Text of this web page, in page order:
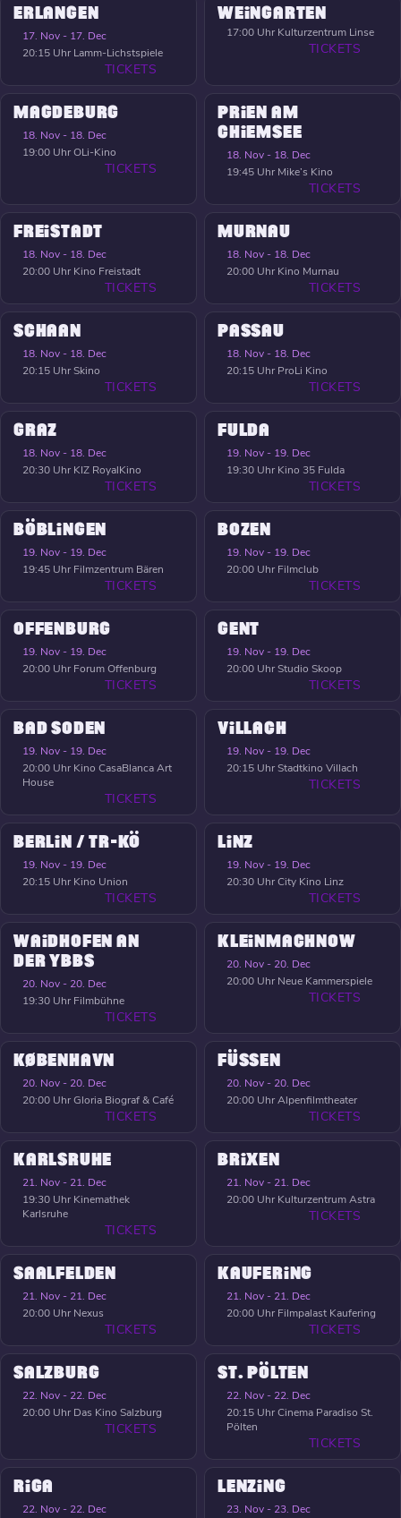
ERLANGEN
17. Nov - 17. Dec
20:15 Uhr Lamm-Lichstspiele
TICKETS
WEINGARTEN
17:00 Uhr Kulturzentrum Linse
TICKETS
MAGDEBURG
18. Nov - 18. Dec
19:00 UhrOLi-Kino
TICKETS
PRIEN AM
CHIEMSEE
18. Nov - 18. Dec
19:45 Uhr Mike’s Kino
TICKETS
FREISTADT
18. Nov - 18. Dec
20:00 Uhr Kino Freistadt
TICKETS
MURNAU
18. Nov - 18. Dec
20:00 Uhr Kino Murnau
TICKETS
SCHAAN
18. Nov - 18. Dec
20:15 UhrSkino
TICKETS
PASSAU
18. Nov - 18. Dec
20:15 Uhr ProLi Kino
TICKETS
GRAZ
18. Nov - 18. Dec
20:30 Uhr KIZ RoyalKino
TICKETS
FULDA
19. Nov - 19. Dec
19:30 Uhr Kino 35 Fulda
TICKETS
BÖBLINGEN
19. Nov - 19. Dec
19:45 Uhr Filmzentrum Bären
TICKETS
BOZEN
19. Nov - 19. Dec
20:00 Uhr Filmclub
TICKETS
OFFENBURG
19. Nov - 19. Dec
20:00 Uhr Forum Offenburg
TICKETS
GENT
19. Nov - 19. Dec
20:00 UhrStudio Skoop
TICKETS
BAD SODEN
19. Nov - 19. Dec
20:00 Uhr Kino CasaBlanca Art
House
TICKETS
VILLACH
19. Nov - 19. Dec
20:15 UhrStadtkino Villach
TICKETS
BERLIN / TR-KÖ
19. Nov - 19. Dec
20:15 Uhr Kino Union
TICKETS
LINZ
19. Nov - 19. Dec
20:30 UhrCity Kino Linz
TICKETS
WAIDHOFEN AN
DER YBBS
20. Nov - 20. Dec
19:30 Uhr Filmbühne
TICKETS
KLEINMACHNOW
20. Nov - 20. Dec
20:00 Uhr Neue Kammerspiele
TICKETS
KØBENHAVN
20. Nov - 20. Dec
20:00 UhrGloria Biograf & Café
TICKETS
FÜSSEN
20. Nov - 20. Dec
20:00 UhrAlpenfilmtheater
TICKETS
KARLSRUHE
21. Nov - 21. Dec
19:30 Uhr Kinemathek
Karlsruhe
TICKETS
BRIXEN
21. Nov - 21. Dec
20:00 Uhr Kulturzentrum Astra
TICKETS
SAALFELDEN
21. Nov - 21. Dec
20:00 Uhr Nexus
TICKETS
KAUFERING
21. Nov - 21. Dec
20:00 Uhr Filmpalast Kaufering
TICKETS
SALZBURG
22. Nov - 22. Dec
20:00 Uhr Das Kino Salzburg
TICKETS
ST. PÖLTEN
22. Nov - 22. Dec
20:15 UhrCinema Paradiso St.
Pölten
TICKETS
RIGA
22. Nov - 22. Dec
LENZING
23. Nov - 23. Dec